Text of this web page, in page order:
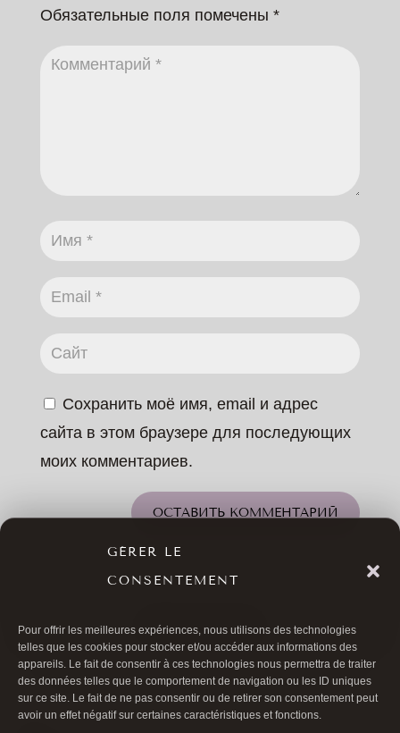
GÉRER LE
CONSENTEMENT
Pour offrir les meilleures expériences, nous utilisons des technologies
telles que les cookies pour stocker et/ou accéder aux informations des
appareils. Le fait de consentir à ces technologies nous permettra de traiter
des données telles que le comportement de navigation ou les ID uniques
sur ce site. Le fait de ne pas consentir ou de retirer son consentement peut
avoir un effet négatif sur certaines caractéristiques et fonctions.
Обязательные поля помечены *
Сохранить моё имя, email и адрес
сайта в этом браузере для последующих
моих комментариев.
ОСТАВИТЬ КОММЕНТАРИЙ
ВСЕ СТАТЬИ